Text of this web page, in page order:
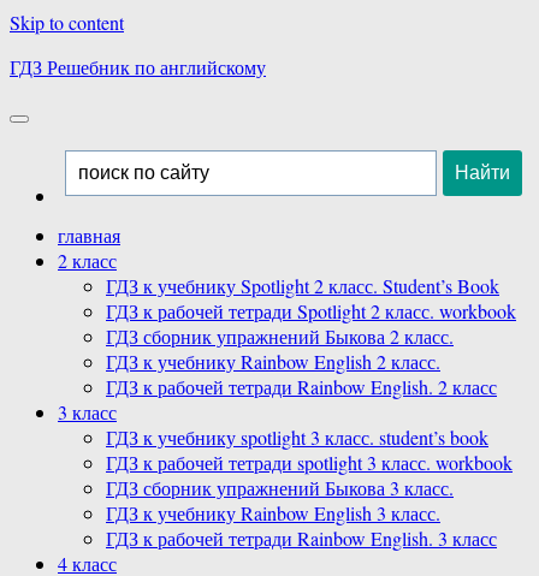
Skip to content
ГДЗ Решебник по английскому
главная
2 класс
ГДЗ к учебнику Spotlight 2 класс. Student’s Book
ГДЗ к рабочей тетради Spotlight 2 класс. workbook
ГДЗ сборник упражнений Быкова 2 класс.
ГДЗ к учебнику Rainbow English 2 класс.
ГДЗ к рабочей тетради Rainbow English. 2 класс
3 класс
ГДЗ к учебнику spotlight 3 класс. student’s book
ГДЗ к рабочей тетради spotlight 3 класс. workbook
ГДЗ сборник упражнений Быкова 3 класс.
ГДЗ к учебнику Rainbow English 3 класс.
ГДЗ к рабочей тетради Rainbow English. 3 класс
4 класс